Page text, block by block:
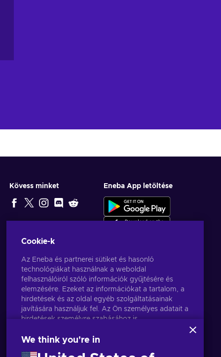
Kövess minket Eneba App letöltése
Cookie-k
Az Eneba és partnerei sütiket és hasonló
technológiákat használnak a weboldal
felhasználóiról szóló információk gyűjtésére és
elemzésére. Ezeket az információkat a tartalom, a
hirdetések és az oldal egyéb szolgáltatásainak
javítására használjuk fel. Az Ön személyes adatait a
hirdetések személyre szabásához is
Az "Mindent elfogadok" gombra kattintva Ön
We think you're in